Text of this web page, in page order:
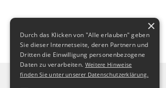
×
Durch das Klicken von "Alle erlauben" geben
Sie dieser Internetseite, deren Partnern und
Dritten die Einwilligung personenbezogene
Daten zu verarbeiten. Weitere Hinweise
finden Sie unter unserer Datenschutzerklärung.